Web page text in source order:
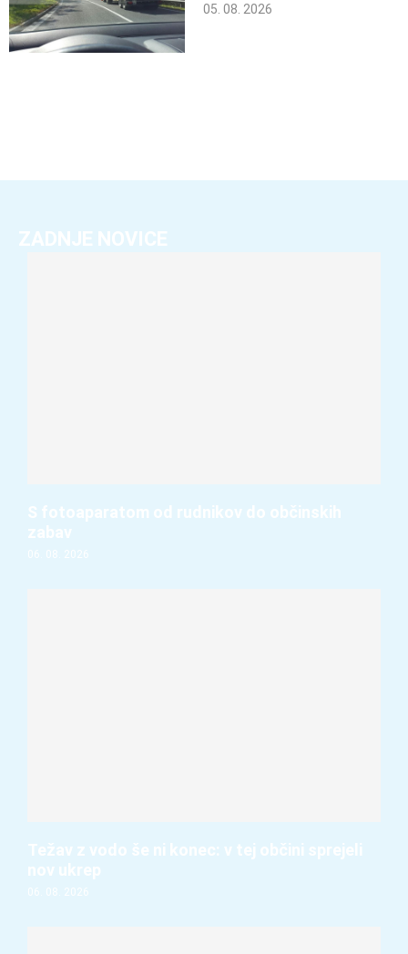
05. 08. 2026
ZADNJE NOVICE
S fotoaparatom od rudnikov do občinskih
zabav
06. 08. 2026
Težav z vodo še ni konec: v tej občini sprejeli
nov ukrep
06. 08. 2026